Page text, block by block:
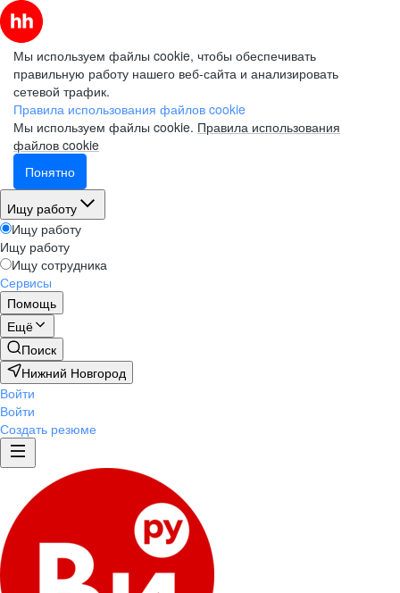
Мы используем файлы cookie, чтобы обеспечивать
правильную работу нашего веб-сайта и анализировать
сетевой трафик.
Правила использования файлов cookie
Мы используем файлы cookie. Правила использования
файлов cookie
Понятно
Ищу работу
Ищу работу
Ищу работу
Ищу сотрудника
Сервисы
Помощь
Ещё
Поиск
Нижний Новгород
Войти
Войти
Создать резюме